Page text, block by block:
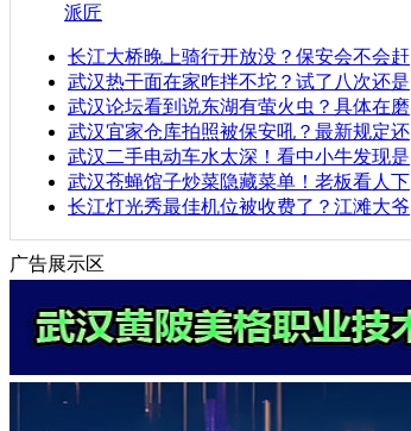
派匠
长江大桥晚上骑行开放没？保安会不会赶
武汉热干面在家咋拌不坨？试了八次还是
武汉论坛看到说东湖有萤火虫？具体在磨
武汉宜家仓库拍照被保安吼？最新规定还
武汉二手电动车水太深！看中小牛发现是
武汉苍蝇馆子炒菜隐藏菜单！老板看人下
长江灯光秀最佳机位被收费了？江滩大爷
广告展示区